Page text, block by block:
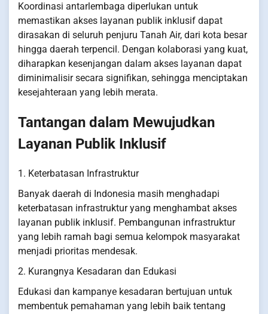
Koordinasi antarlembaga diperlukan untuk
memastikan akses layanan publik inklusif dapat
dirasakan di seluruh penjuru Tanah Air, dari kota besar
hingga daerah terpencil. Dengan kolaborasi yang kuat,
diharapkan kesenjangan dalam akses layanan dapat
diminimalisir secara signifikan, sehingga menciptakan
kesejahteraan yang lebih merata.
Tantangan dalam Mewujudkan
Layanan Publik Inklusif
1. Keterbatasan Infrastruktur
Banyak daerah di Indonesia masih menghadapi
keterbatasan infrastruktur yang menghambat akses
layanan publik inklusif. Pembangunan infrastruktur
yang lebih ramah bagi semua kelompok masyarakat
menjadi prioritas mendesak.
2. Kurangnya Kesadaran dan Edukasi
Edukasi dan kampanye kesadaran bertujuan untuk
membentuk pemahaman yang lebih baik tentang